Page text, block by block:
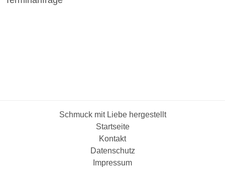
Schmuck mit Liebe hergestellt
Startseite
Kontakt
Datenschutz
Impressum